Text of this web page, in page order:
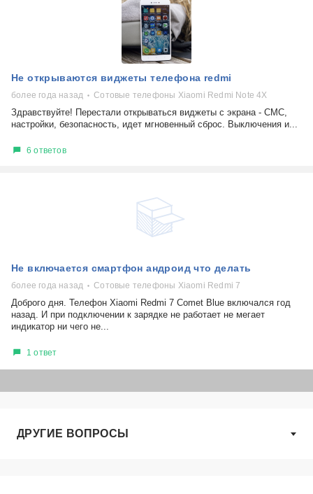
Не открываются виджеты телефона redmi
более года назад Сотовые телефоны Xiaomi Redmi Note 4X
Здравствуйте! Перестали открываться виджеты с экрана - СМС,
настройки, безопасность, идет мгновенный сброс. Выключения и...
6 ответов
Не включается смартфон андроид что делать
более года назад Сотовые телефоны Xiaomi Redmi 7
Доброго дня. Телефон Xiaomi Redmi 7 Comet Blue включался год
назад. И при подключении к зарядке не работает не мегает
индикатор ни чего не...
1 ответ
ДРУГИЕ ВОПРОСЫ